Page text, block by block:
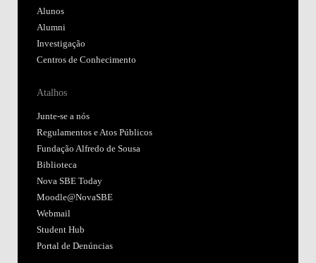
Alunos
Alumni
Investigação
Centros de Conhecimento
Atalhos
Junte-se a nós
Regulamentos e Atos Públicos
Fundação Alfredo de Sousa
Biblioteca
Nova SBE Today
Moodle@NovaSBE
Webmail
Student Hub
Portal de Denúncias